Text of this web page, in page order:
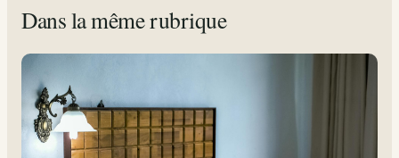
Dans la même rubrique